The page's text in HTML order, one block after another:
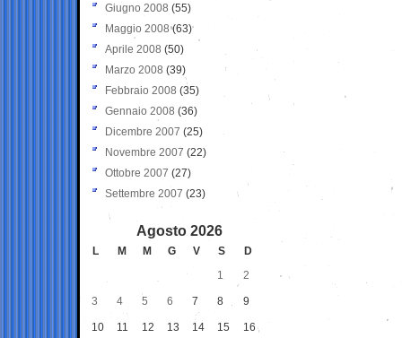
Giugno 2008 (55)
Maggio 2008(63)
Aprile 2008 (50)
Marzo 2008 (39)
Febbraio 2008 (35)
Gennaio 2008 (36)
Dicembre 2007 (25)
Novembre 2007 (22)
Ottobre 2007 (27)
Settembre 2007 (23)
Agosto 2026
L M M G V S
D
1
2
3 4 5 6 7 8 9
10 11 12 13 14 15 16